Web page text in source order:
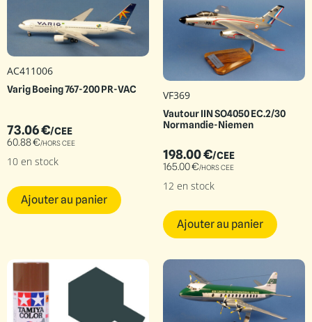
AC411006
Varig Boeing 767-200 PR-VAC
73.06€/CEE
60.88€/HORS CEE
10 en stock
Ajouter au panier
VF369
Vautour IIN SO4050 EC.2/30
Normandie-Niemen
198.00€/CEE
165.00€/HORS CEE
12 en stock
Ajouter au panier